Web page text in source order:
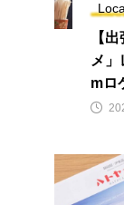
【
メ
mロ